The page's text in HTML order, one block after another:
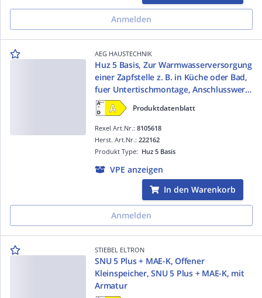
Anmelden
AEG HAUSTECHNIK
Huz 5 Basis, Zur Warmwasserversorgung
einer Zapfstelle z. B. in Küche oder Bad,
fuer Untertischmontage, Anschlusswert
2 kW, Anschlusskabel mit Eurostecker
Produktdatenblatt
Rexel Art.Nr.: 8105618
Produkt Type: Huz 5 Basis
Herst. Art.Nr.: 222162
VPE anzeigen
In den Warenkorb
Anmelden
STIEBEL ELTRON
SNU 5 Plus + MAE-K, Offener
Kleinspeicher, SNU 5 Plus + MAE-K, mit
Armatur